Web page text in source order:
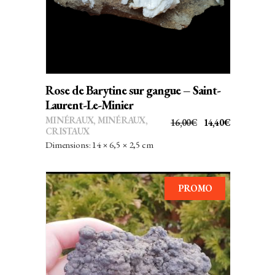
Rose de Barytine sur gangue – Saint-
Laurent-Le-Minier
16,00€
LE
ÉTAIT :
16,00€.
14,40€LE
EST :
14,40€.
MINÉRAUX, MINÉRAUX,
CRISTAUX
Dimensions: 14 × 6,5 × 2,5 cm
PROMO
AJOUTER AU PANIER